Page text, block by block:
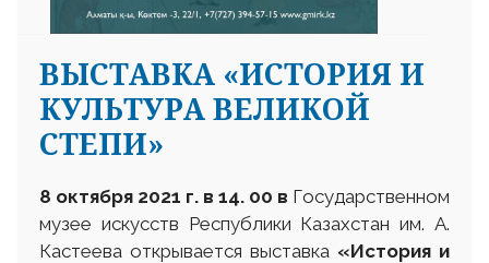
ВЫСТАВКА «ИСТОРИЯ И
КУЛЬТУРА ВЕЛИКОЙ
СТЕПИ»
8 октября 2021 г. в 14. 00 в Государственном
музее искусств Республики Казахстан им. А.
Кастеева открывается выставка «История и